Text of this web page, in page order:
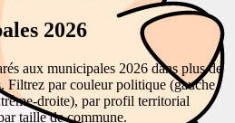
2026
aux municipales 2026 dans plus de
Filtrez par couleur politique (gauche,
droite), par profil territorial
taille de commune.